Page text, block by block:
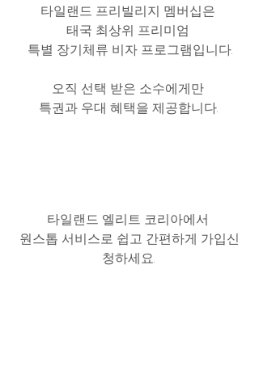
타일랜드 프리빌리지 멤버십은
태국 최상위 프리미엄
특별 장기체류 비자 프로그램입니다.
오직 선택 받은 소수에게만
특권과 우대 혜택을 제공합니다.
타일랜드 엘리트 코리아에서
원스톱 서비스로 쉽고 간편하게 가입신
청하세요.